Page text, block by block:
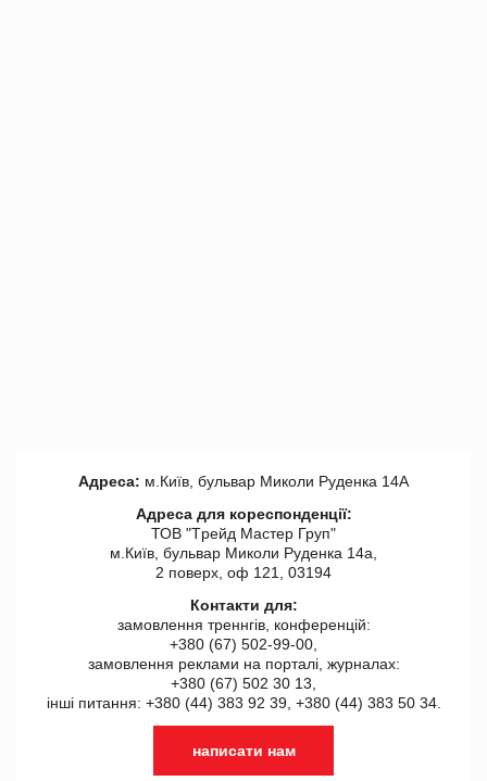
Адреса: м.Київ, бульвар Миколи Руденка 14А
Адреса для кореспонденції:
ТОВ "Tрейд Мастер Груп"
м.Київ, бульвар Миколи Руденка 14а,
2 поверх, оф 121, 03194
Контакти для:
замовлення треннгів, конференцій:
+380 (67) 502-99-00,
замовлення реклами на порталі, журналах:
+380 (67) 502 30 13,
інші питання: +380 (44) 383 92 39, +380 (44) 383 50 34.
написати нам